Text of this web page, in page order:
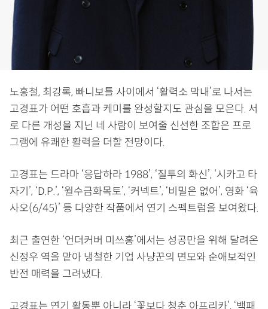
노홍철, 최강록, 빠니보틀 사이에서 ‘활력소 막내’로 나서는
고경표가 어떤 호흡과 케미를 완성할지도 관심을 모은다. 서
로 다른 개성을 지닌 네 사람이 보여줄 신선한 조합은 프로
그램에 유쾌한 활력을 더할 전망이다.
고경표는 드라마 ‘응답하라 1988’, ‘질투의 화신’, ‘시카고 타
자기’, ‘D.P.’, ‘월수금화목토’, ‘커넥트’, ‘비밀은 없어’, 영화 ‘육
사오(6/45)’ 등 다양한 작품에서 연기 스펙트럼을 보여왔다.
최근 출연한 ‘언더커버 미쓰홍’에서는 성공만을 위해 달려온
신정우 역을 맡아 냉철한 기업 사냥꾼의 면모와 순애보적인
반전 매력을 그려냈다.
고경표는 연기 활동뿐 아니라 ‘꽃보다 청춘 아프리카’, ‘백패